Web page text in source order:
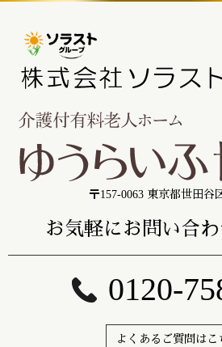
〒157-0063 東京都世田谷
お気軽にお問い合
0120-
よくあるご質問はこ